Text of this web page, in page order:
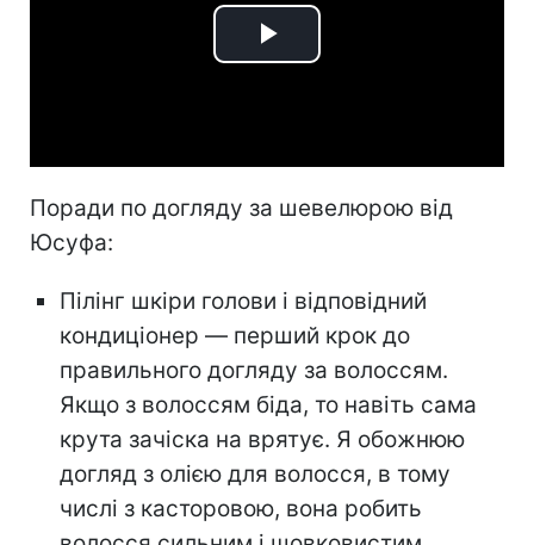
Play
Поради по догляду за шевелюрою від
Юсуфа:
Пілінг шкіри голови і відповідний
кондиціонер — перший крок до
правильного догляду за волоссям.
Якщо з волоссям біда, то навіть сама
крута зачіска на врятує. Я обожнюю
догляд з олією для волосся, в тому
числі з касторовою, вона робить